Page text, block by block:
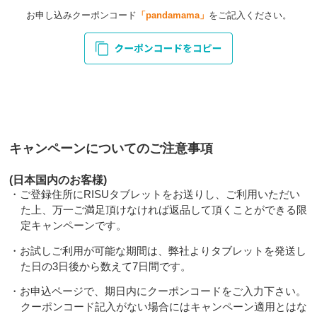
お申し込みクーポンコード 「pandamama」 をご記入ください。
キャンペーンについてのご注意事項
(日本国内のお客様)
・ご登録住所にRISUタブレットをお送りし、ご利用いただい
た上、万一ご満足頂けなければ返品して頂くことができる限
定キャンペーンです。
・お試しご利用が可能な期間は、弊社よりタブレットを発送し
た日の3日後から数えて7日間です。
・お申込ページで、期日内にクーポンコードをご入力下さい。
クーポンコード記入がない場合にはキャンペーン適用とはな